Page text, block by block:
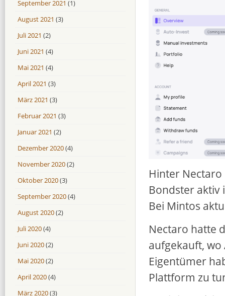
Hinter
Bondster aktiv
Bei Mintos
Nectaro hatte
aufgekauft,
Eigentümer
Plattform zu
September 2021 (1)
August 2021 (3)
Juli 2021 (2)
Juni 2021 (4)
Mai 2021 (4)
April 2021 (3)
März 2021 (3)
Februar 2021 (3)
Januar 2021 (2)
Dezember 2020(4)
November 2020(2)
Oktober 2020(3)
September 2020(4)
August 2020(2)
Juli 2020(4)
Juni 2020(2)
Mai 2020(2)
April 2020(4)
März 2020(3)